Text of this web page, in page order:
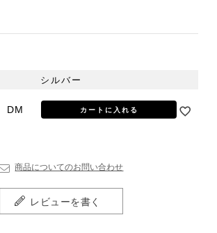
シルバー
DM カートに入れる
商品についてのお問い合わせ
レビューを書く